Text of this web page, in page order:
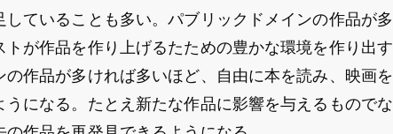
ていることも多い。パブリックドメインの作品が多
が作品を作り上げるたための豊かな環境を作り出す
作品が多ければ多いほど、自由に本を読み、映画を
になる。たとえ新たな作品に影響を与えるものでな